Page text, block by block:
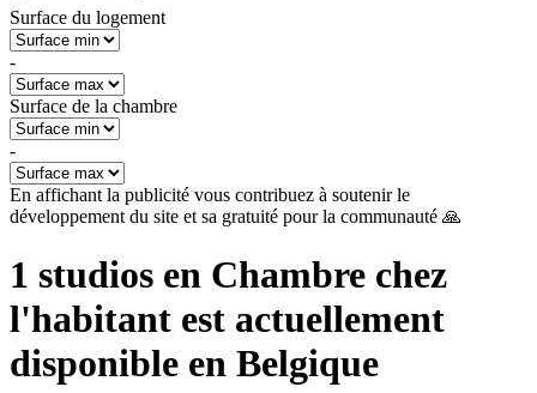
Surface du logement
-
Surface de la chambre
-
En affichant la publicité vous contribuez à soutenir le
développement du site et sa gratuité pour la communauté 🙏
1 studios en Chambre chez
l'habitant est actuellement
disponible en Belgique